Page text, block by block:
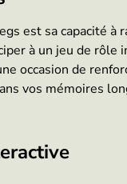
est sa capacité
à un jeu de
occasion de
vos mémoires